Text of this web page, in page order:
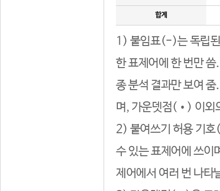
합계
1) 붙임표(-)는 독립된
한 표제어에 한 번만
종 분석 결과만 보여
며, 가운뎃점(•) 이외
2) 붙여쓰기 허용 기호
수 있는 표제어에 쓰이
제어에서 여러 번 나타